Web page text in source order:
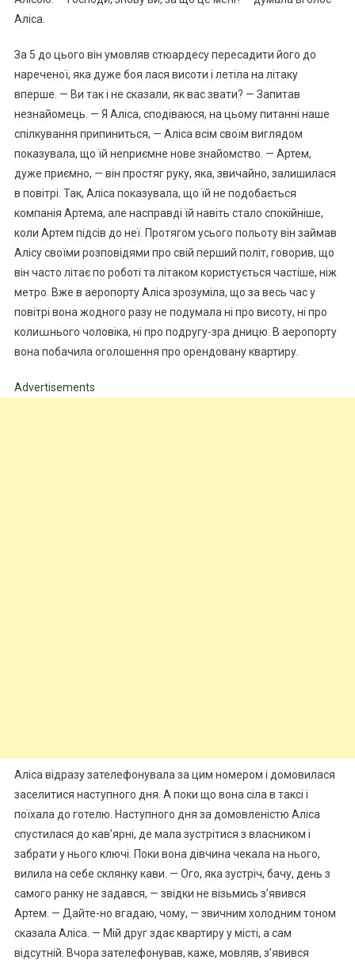
Аліса.
За 5 до цього він умовляв стюардесу пересадити його до
нареченої, яка дуже боя лася висоти і летіла на літаку
вперше. — Ви так і не сказали, як вас звати? — Запитав
незнайомець. — Я Аліса, сподіваюся, на цьому питанні наше
спілкування припиниться, — Аліса всім своїм виглядом
показувала, що їй неnриємне нове знайомство. — Артем,
дуже приємно, — він простяг руку, яка, звичайно, залишилася
в повітрі. Так, Аліса показувала, що їй не подобається
компанія Артема, але насправді їй навіть стало спокійніше,
коли Артем підсів до неї. Протягом усього польоту він займав
Алісу своїми розповідями про свій перший політ, говорив, що
він часто літає по роботі та літаком користується частіше, ніж
метро. Вже в аеропорту Аліса зрозуміла, що за весь час у
повітрі вона жодного разу не подумала ні про висоту, ні про
колиաнього чоловіка, ні про подругу-зра дницю. В аеропорту
вона побачила оголошення про орендовану квартиру.
Advertisements
Аліса відразу зателефонувала за цим номером і домовилася
заселитися наступного дня. А поки що вона сіла в таксі і
поїхала до готелю. Наступного дня за домовленістю Аліса
спустилася до кав’ярні, де мала зустрітися з власником і
забрати у нього ключі. Поки вона дівчина чекала на нього,
вилила на себе склянку кави. — Ого, яка зустріч, бачу, день з
самого ранку не задався, — звідки не візьмись з’явився
Артем. — Дайте-но вгадаю, чому, — звичним холодним тоном
сказала Аліса. — Мій друг здає квартиру у місті, а сам
відсутній. Вчора зателефонував, каже, мовляв, з’явився